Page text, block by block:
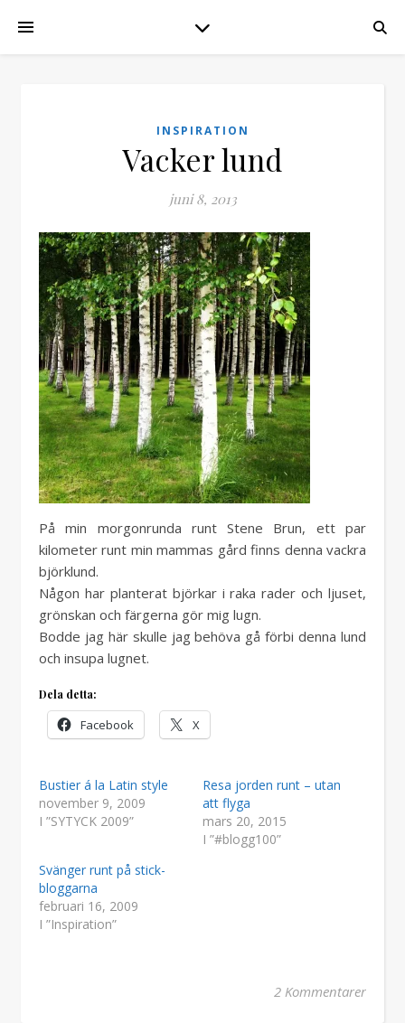
INSPIRATION
Vacker lund
juni 8, 2013
På min morgonrunda runt Stene Brun, ett par
kilometer runt min mammas gård finns denna vackra
björklund.
Någon har planterat björkar i raka rader och ljuset,
grönskan och färgerna gör mig lugn.
Bodde jag här skulle jag behöva gå förbi denna lund
och insupa lugnet.
Dela detta:
Facebook X
Bustier á la Latin style
november 9, 2009
I ”SYTYCK 2009”
Resa jorden runt – utan
att flyga
mars 20, 2015
I ”#blogg100”
Svänger runt på stick-
bloggarna
februari 16, 2009
I ”Inspiration”
2 Kommentarer